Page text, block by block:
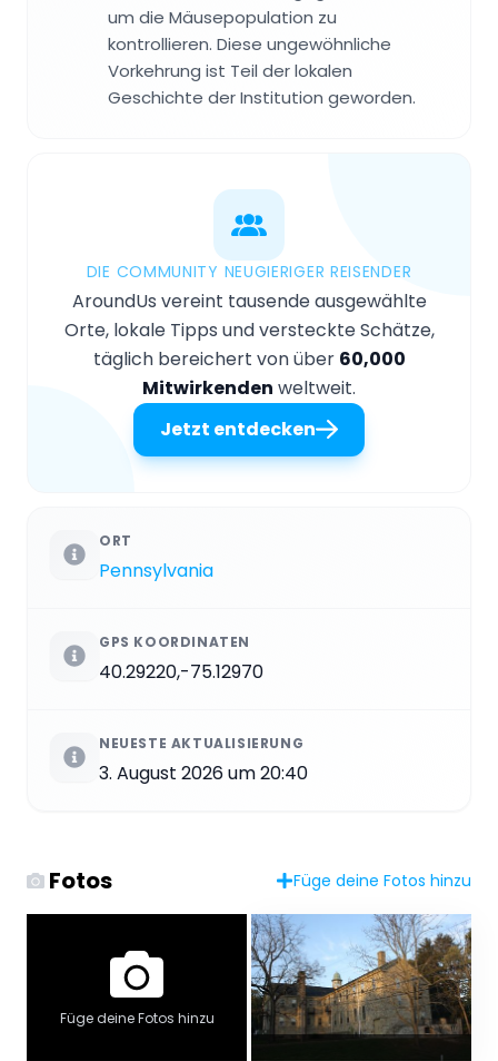
um die Mäusepopulation zu
kontrollieren. Diese ungewöhnliche
Vorkehrung ist Teil der lokalen
Geschichte der Institution geworden.
DIE COMMUNITY NEUGIERIGER REISENDER
AroundUs vereint tausende ausgewählte
Orte, lokale Tipps und versteckte Schätze,
täglich bereichert von über 60,000
Mitwirkenden weltweit.
Jetzt entdecken
ORT
Pennsylvania
GPS KOORDINATEN
40.29220,-75.12970
NEUESTE AKTUALISIERUNG
3. August 2026 um 20:40
Fotos Füge deine Fotos hinzu
Füge deine Fotos hinzu